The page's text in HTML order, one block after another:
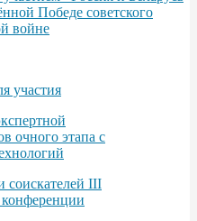
Победе советского
войне
участия
очного этапа с
соискателей III